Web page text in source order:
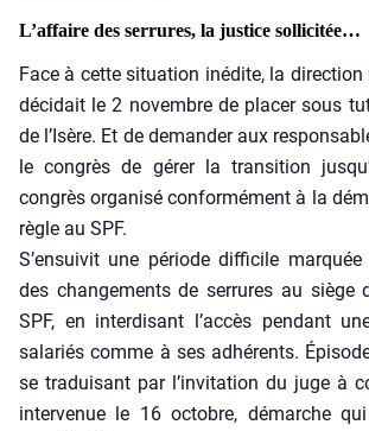
L’affaire des serrures, la justice sollicitée…
Face à cette situa­tion inédite, la
déci­dait le 2 novembre de pla­cer sous
de l’Isère. Et de deman­der aux
le congrès de gérer la tran­si­tion
congrès orga­ni­sé confor­mé­ment à la
règle au SPF.
S’ensuivit une période dif­fi­cile
des chan­ge­ments de ser­rures au siège
SPF, en inter­di­sant l’accès pen­dant
sala­riés comme à ses adhé­rents.
se tra­dui­sant par l’invitation du juge à
inter­ve­nue le 16 octobre, démarche